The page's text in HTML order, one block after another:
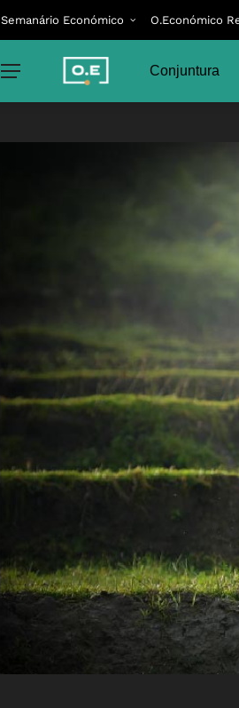
Semanário Económico O.Económico
Conjuntura